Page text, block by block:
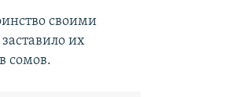
своими
их
сомов.